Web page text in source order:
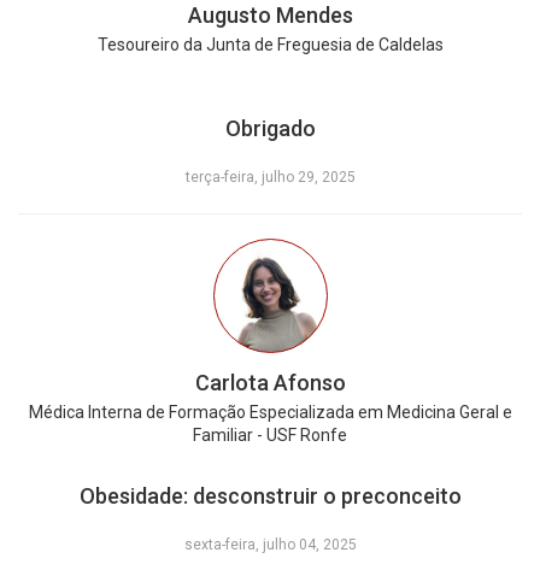
Augusto Mendes
Tesoureiro da Junta de Freguesia de Caldelas
Obrigado
terça-feira, julho 29, 2025
Carlota Afonso
Médica Interna de Formação Especializada em Medicina Geral e
Familiar - USF Ronfe
Obesidade: desconstruir o preconceito
sexta-feira, julho 04, 2025